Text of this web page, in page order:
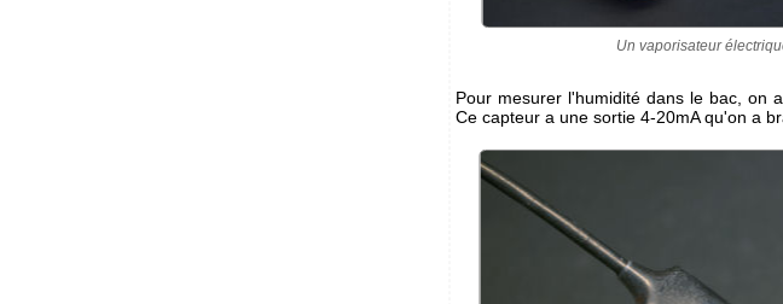
Un vaporisateur
Pour mesurer l'humidité dans le bac, on
Ce capteur a une sortie 4-20mA qu'on a